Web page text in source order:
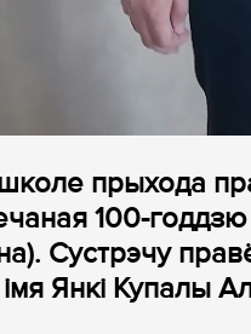
школе прыхода
100-годдзю
Сустрэчу
імя Янкі Купалы